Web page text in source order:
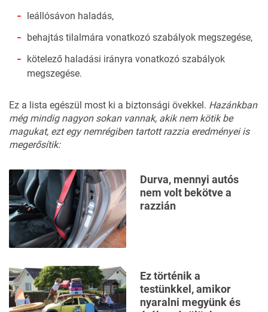
leállósávon haladás,
behajtás tilalmára vonatkozó szabályok megszegése,
kötelező haladási irányra vonatkozó szabályok
megszegése.
Ez a lista egészül most ki a biztonsági övekkel. Hazánkban
még mindig nagyon sokan vannak, akik nem kötik be
magukat, ezt egy nemrégiben tartott razzia eredményei is
megerősítik:
Durva, mennyi autós
nem volt bekötve a
razzián
Ez történik a
testünkkel, amikor
nyaralni megyünk és